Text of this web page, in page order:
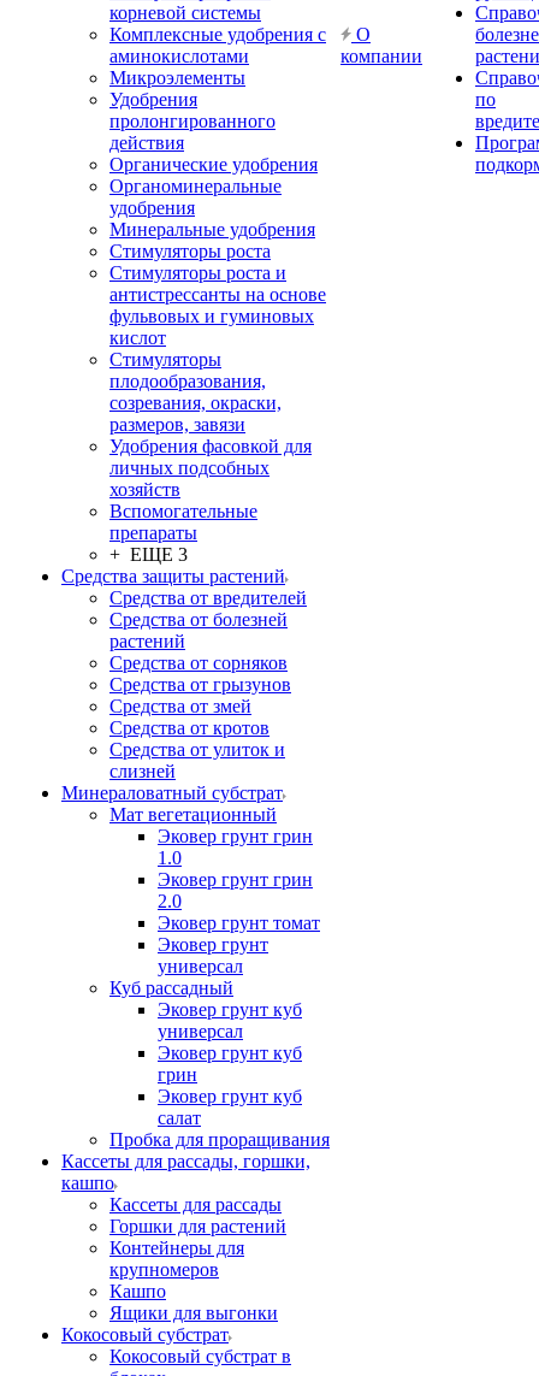
корневой системы
Комплексные удобрения с
аминокислотами
Микроэлементы
Удобрения
пролонгированного
действия
Органические удобрения
Органоминеральные
удобрения
Минеральные удобрения
Стимуляторы роста
Стимуляторы роста и
антистрессанты на основе
фульвовых и гуминовых
кислот
Стимуляторы
плодообразования,
созревания, окраски,
размеров, завязи
Удобрения фасовкой для
личных подсобных
хозяйств
Вспомогательные
препараты
+ ЕЩЕ 3
Средства защиты растений
Средства от вредителей
Средства от болезней
растений
Средства от сорняков
Средства от грызунов
Средства от змей
Средства от кротов
Средства от улиток и
слизней
Минераловатный субстрат
Мат вегетационный
Эковер грунт грин
1.0
Эковер грунт грин
2.0
Эковер грунт томат
Эковер грунт
универсал
Куб рассадный
Эковер грунт куб
универсал
Эковер грунт куб
грин
Эковер грунт куб
салат
Пробка для проращивания
Кассеты для рассады, горшки,
кашпо
Кассеты для рассады
Горшки для растений
Контейнеры для
крупномеров
Кашпо
Ящики для выгонки
Кокосовый субстрат
Кокосовый субстрат в
О
компании
по